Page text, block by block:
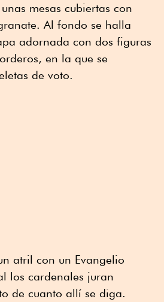
mesas cubiertas con
Al fondo se halla
adornada con dos figuras
en la que se
de voto.
atril con un Evangelio
los cardenales juran
de cuanto allí se diga.